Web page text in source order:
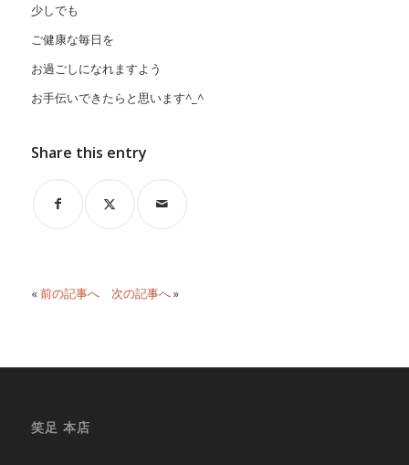
少しでも
ご健康な毎日を
お過ごしになれますよう
お手伝いできたらと思います^_^
Share this entry
«前の記事へ 次の記事へ»
笑足 本店